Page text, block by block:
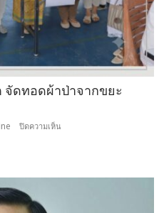
จัดทอดผ้าป่าจากขยะ
ปิดความเห็น